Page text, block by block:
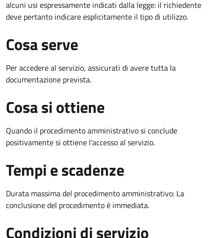
alcuni usi espressamente indicati dalla legge: il richiedente
deve pertanto indicare esplicitamente il tipo di utilizzo.
Cosa serve
Per accedere al servizio, assicurati di avere tutta la
documentazione prevista.
Cosa si ottiene
Quando il procedimento amministrativo si conclude
positivamente si ottiene l'accesso al servizio.
Tempi e scadenze
Durata massima del procedimento amministrativo: La
conclusione del procedimento è immediata.
Condizioni di servizio